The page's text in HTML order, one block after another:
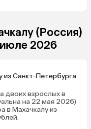
(Россия)
2026
из Санкт-Петербурга
двоих взрослых в
на 22 мая 2026)
в Махачкалу из